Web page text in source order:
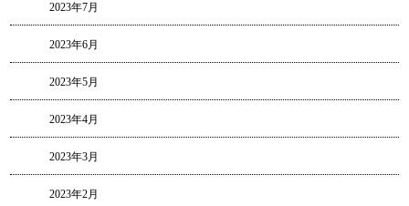
2023年7月
2023年6月
2023年5月
2023年4月
2023年3月
2023年2月